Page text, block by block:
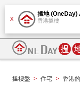
X
搵地 (OneDay)
香港搵樓
搵樓盤 > 住宅 > 香港